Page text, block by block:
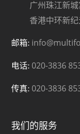
广州珠江新城
香港中环新纪
邮箱:
电话: 020-3836
传真: 020-3836
我们的服务